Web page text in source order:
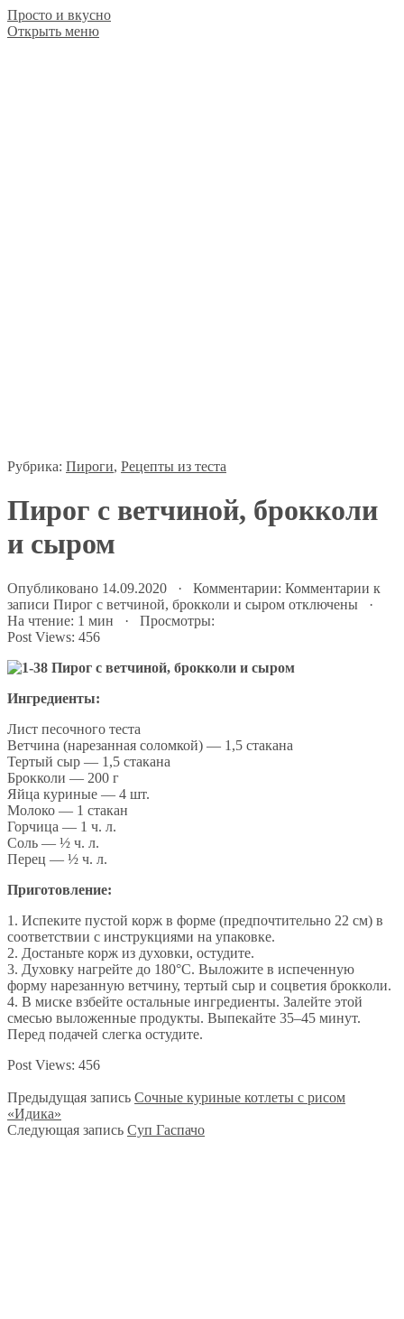
Просто и вкусно
Открыть меню
Рубрика: Пироги, Рецепты из теста
Пирог с ветчиной, брокколи
и сыром
Опубликовано 14.09.2020 · Комментарии: Комментарии к
записи Пирог с ветчиной, брокколи и сыром отключены ·
На чтение: 1 мин · Просмотры:
Post Views: 456
Ингредиенты:
Лист песочного теста
Ветчина (нарезанная соломкой) — 1,5 стакана
Тертый сыр — 1,5 стакана
Брокколи — 200 г
Яйца куриные — 4 шт.
Молоко — 1 стакан
Горчица — 1 ч. л.
Соль — ½ ч. л.
Перец — ½ ч. л.
Приготовление:
1. Испеките пустой корж в форме (предпочтительно 22 см) в
соответствии с инструкциями на упаковке.
2. Достаньте корж из духовки, остудите.
3. Духовку нагрейте до 180°C. Выложите в испеченную
форму нарезанную ветчину, тертый сыр и соцветия брокколи.
4. В миске взбейте остальные ингредиенты. Залейте этой
смесью выложенные продукты. Выпекайте 35–45 минут.
Перед подачей слегка остудите.
Post Views: 456
Предыдущая запись Сочные куриные котлеты с рисом
«Идика»
Следующая запись Суп Гаспачо